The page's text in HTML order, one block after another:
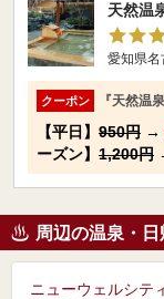
天然温
愛知県
クーポン 『天然温
【平日】 950円 →
ーズン】 1,200円
周辺の温泉・
ニューウェルシテ